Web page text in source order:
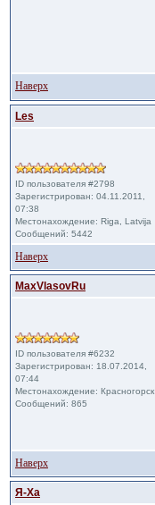
Наверх
Les
ID пользователя #2798
Зарегистрирован: 04.11.2011,
07:38
Местонахождение: Riga, Latvija
Сообщений: 5442
Наверх
MaxVlasovRu
ID пользователя #6232
Зарегистрирован: 18.07.2014,
07:44
Местонахождение: Красногорск
Сообщений: 865
Наверх
Я-Ха